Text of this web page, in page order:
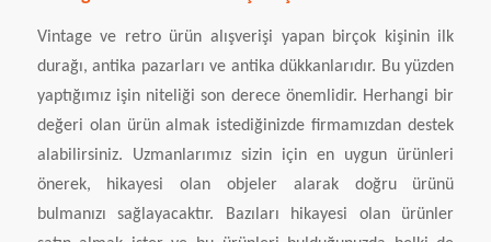
Vintage ve retro ürün alışverişi yapan birçok kişinin ilk
durağı, antika pazarları ve antika dükkanlarıdır. Bu yüzden
yaptığımız işin niteliği son derece önemlidir. Herhangi bir
değeri olan ürün almak istediğinizde firmamızdan destek
alabilirsiniz. Uzmanlarımız sizin için en uygun ürünleri
önerek, hikayesi olan objeler alarak doğru ürünü
bulmanızı sağlayacaktır. Bazıları hikayesi olan ürünler